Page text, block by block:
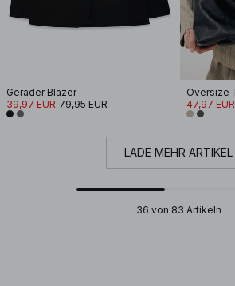
Gerader Blazer
39,97 EUR 79,95 EUR
47,97 EUR
LADE MEHR ARTIKEL
36 von 83 Artikeln